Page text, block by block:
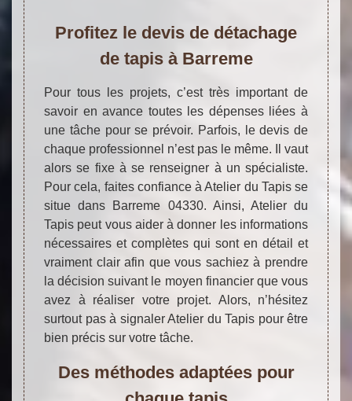
Profitez le devis de détachage
de tapis à Barreme
Pour tous les projets, c’est très important de
savoir en avance toutes les dépenses liées à
une tâche pour se prévoir. Parfois, le devis de
chaque professionnel n’est pas le même. Il vaut
alors se fixe à se renseigner à un spécialiste.
Pour cela, faites confiance à Atelier du Tapis se
situe dans Barreme 04330. Ainsi, Atelier du
Tapis peut vous aider à donner les informations
nécessaires et complètes qui sont en détail et
vraiment clair afin que vous sachiez à prendre
la décision suivant le moyen financier que vous
avez à réaliser votre projet. Alors, n’hésitez
surtout pas à signaler Atelier du Tapis pour être
bien précis sur votre tâche.
Des méthodes adaptées pour